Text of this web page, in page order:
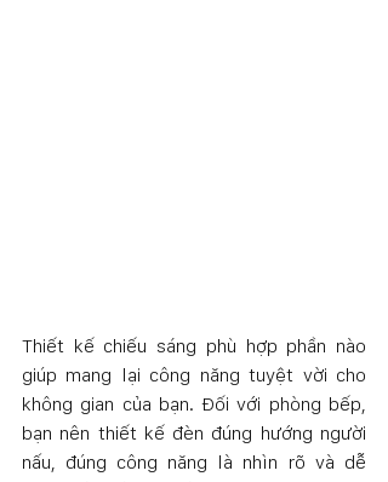
Thiết kế chiếu sáng phù hợp phần nào
giúp mang lại công năng tuyệt vời cho
không gian của bạn. Đối với phòng bếp,
bạn nên thiết kế đèn đúng hướng người
nấu, đúng công năng là nhìn rõ và dễ